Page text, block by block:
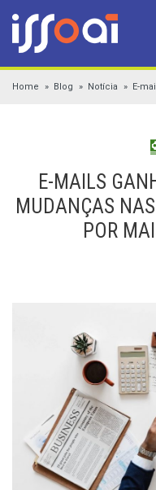
Home Blog Notícia E-
E-MAILS
MUDANÇAS
POR